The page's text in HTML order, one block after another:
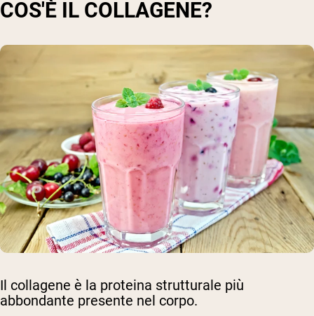
COS'È IL COLLAGENE?
Il collagene è la proteina strutturale più
abbondante presente nel corpo.